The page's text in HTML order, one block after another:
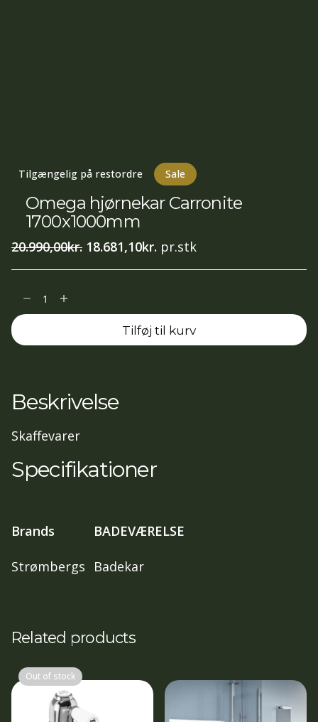
Tilgængelig på restordre Sale
Omega hjørnekar Carronite
1700x1000mm
20.990,00kr. Den
oprindelige
20.990,00kr..
18.681,10kr. Den
aktuelle
18.681,10kr..
pr.stk
Omega
hjørnekar
Carronite
Tilføj til kurv
Beskrivelse
Skaffevarer
Specifikationer
Brands BADEVÆRELSE
Strømbergs Badekar
Related products
Out of stock